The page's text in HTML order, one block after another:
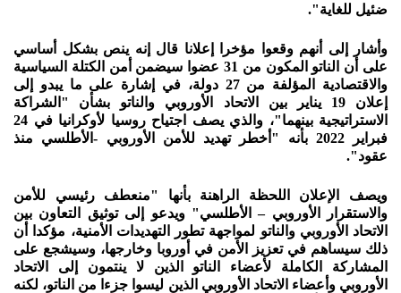
ضئيل للغاية".
وأشار إلى أنهم وقعوا مؤخرا إعلانا قال إنه ينص بشكل أساسي
على أن الناتو المكون من 31 عضوا سيضمن أمن الكتلة السياسية
والاقتصادية المؤلفة من 27 دولة، في إشارة على ما يبدو إلى
إعلان 19 يناير بين الاتحاد الأوروبي والناتو بشأن "الشراكة
الاستراتيجية بينهما"، والذي يصف اجتياح روسيا لأوكرانيا في 24
فبراير 2022 بأنه "أخطر تهديد للأمن الأوروبي -الأطلسي منذ
عقود".
ويصف الإعلان اللحظة الراهنة بأنها "منعطف رئيسي للأمن
والاستقرار الأوروبي – الأطلسي" ويدعو إلى توثيق التعاون بين
الاتحاد الأوروبي والناتو لمواجهة تطور التهديدات الأمنية، مؤكدا أن
ذلك سيساهم في تعزيز الأمن في أوروبا وخارجها، وسيشجع على
المشاركة الكاملة لأعضاء الناتو الذين لا ينتمون إلى الاتحاد
الأوروبي وأعضاء الاتحاد الأوروبي الذين ليسوا جزءا من الناتو، لكنه